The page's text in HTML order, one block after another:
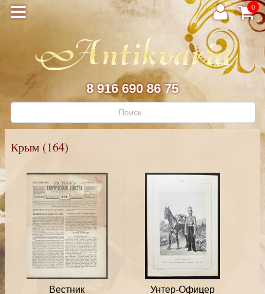
0
8 916 690 86 75
Крым (164)
Вестник
Унтер-Офицер